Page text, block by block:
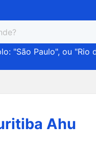
"São Paulo", ou "Rio
Ahu